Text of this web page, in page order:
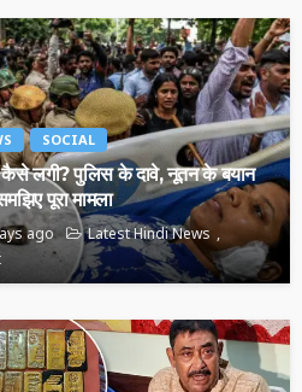
SOCIAL
कैसे लगी? पुलिस के दावे, नूतन के बयान
पूरा मामला
ago
Latest Hindi News